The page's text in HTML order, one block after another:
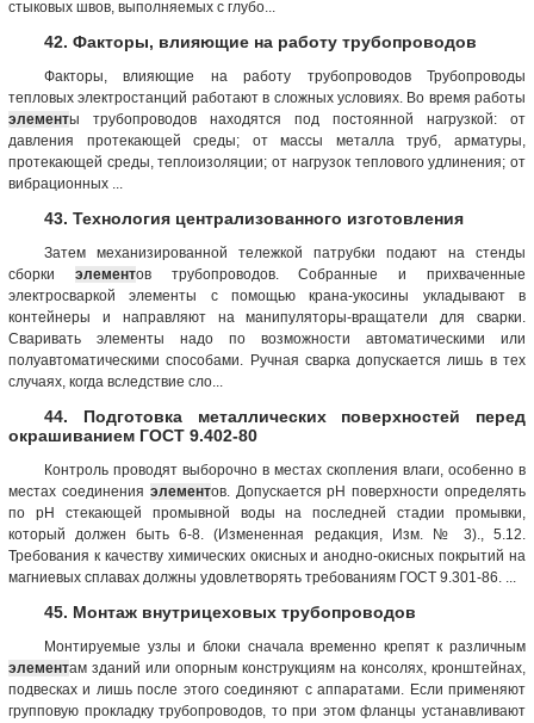
стыковых швов, выполняемых с глубо...
42. Факторы, влияющие на работу трубопроводов
Факторы, влияющие на работу трубопроводов Трубопроводы
тепловых электростанций работают в сложных условиях. Во время работы
элементы трубопроводов находятся под постоянной нагрузкой: от
давления протекающей среды; от массы металла труб, арматуры,
протекающей среды, теплоизоляции; от нагрузок теплового удлинения; от
вибрационных ...
43. Технология централизованного изготовления
Затем механизированной тележкой патрубки подают на стенды
сборки элементов трубопроводов. Собранные и прихваченные
электросваркой элементы с помощью крана-укосины укладывают в
контейнеры и направляют на манипуляторы-вращатели для сварки.
Сваривать элементы надо по возможности автоматическими или
полуавтоматическими способами. Ручная сварка допускается лишь в тех
случаях, когда вследствие сло...
44. Подготовка металлических поверхностей перед
окрашиванием ГОСТ 9.402-80
Контроль проводят выборочно в местах скопления влаги, особенно в
местах соединения элементов. Допускается рН поверхности определять
по рН стекающей промывной воды на последней стадии промывки,
который должен быть 6-8. (Измененная редакция, Изм. № 3)., 5.12.
Требования к качеству химических окисных и анодно-окисных покрытий на
магниевых сплавах должны удовлетворять требованиям ГОСТ 9.301-86. ...
45. Монтаж внутрицеховых трубопроводов
Монтируемые узлы и блоки сначала временно крепят к различным
элементам зданий или опорным конструкциям на консолях, кронштейнах,
подвесках и лишь после этого соединяют с аппаратами. Если применяют
групповую прокладку трубопроводов, то при этом фланцы устанавливают